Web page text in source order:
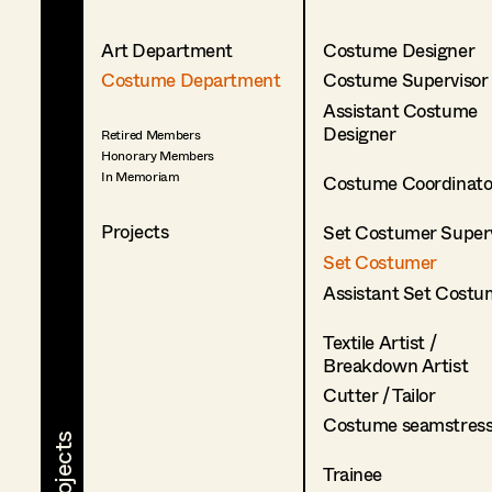
Art Department
Costume Department
Retired Members
Honorary Members
In Memoriam
Projects
Costume Designer
Costume Supervisor
Assistant Costume
Designer
Costume
Set Costumer
Set Costumer
Assistant Set
Textile Artist /
Breakdown Artist
Cutter / Tailor
Costume
Trainee